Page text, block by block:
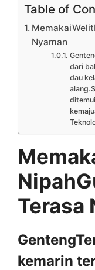
Table of
Nyaman
dari
dau
Terasa
kemarin